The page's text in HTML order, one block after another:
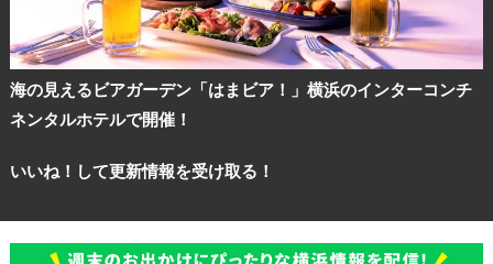
海の見えるビアガーデン「はまビア！」横浜のインターコンチ
ネンタルホテルで開催！
いいね！して更新情報を受け取る！